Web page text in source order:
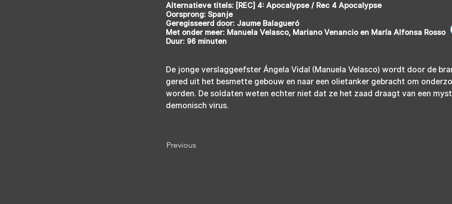
Alternatieve titels: [REC] 4: Apocalypse / Rec 4 Apocalypse
Oorsprong: Spanje
Geregisseerd door: Jaume Balagueró
Met onder meer: Manuela Velasco, Mariano Venancio en María Alfonsa Rosso
Duur: 96 minuten
De jonge verslaggeefster Ángela Vidal (Manuela Velasco) wordt door de
gered uit het besmette gebouw en naar een olietanker gebracht om
worden. De soldaten weten echter niet dat ze het zaad draagt van een
demonisch virus.
Previous